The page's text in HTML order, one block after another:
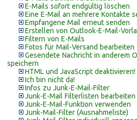
E-Mails sofort endgültig löschen
Eine E-Mail an mehrere Kontakte
Empfangene Mail erneut senden
Erstellen von Outlook-E-Mail-
Filtern von E-Mails
Fotos für Mail-Versand bearbeiten
Gesendete Nachricht in anderem
speichern
HTML und JavaScript deaktivieren!
Ich bin nicht da!
Infos zu Junk-E-Mail-Filter
Junk-E-Mail Filterlisten bearbeiten
Junk-E-Mail-Funktion verwenden
Junk-Mail-Filter (Ausnahmeliste)